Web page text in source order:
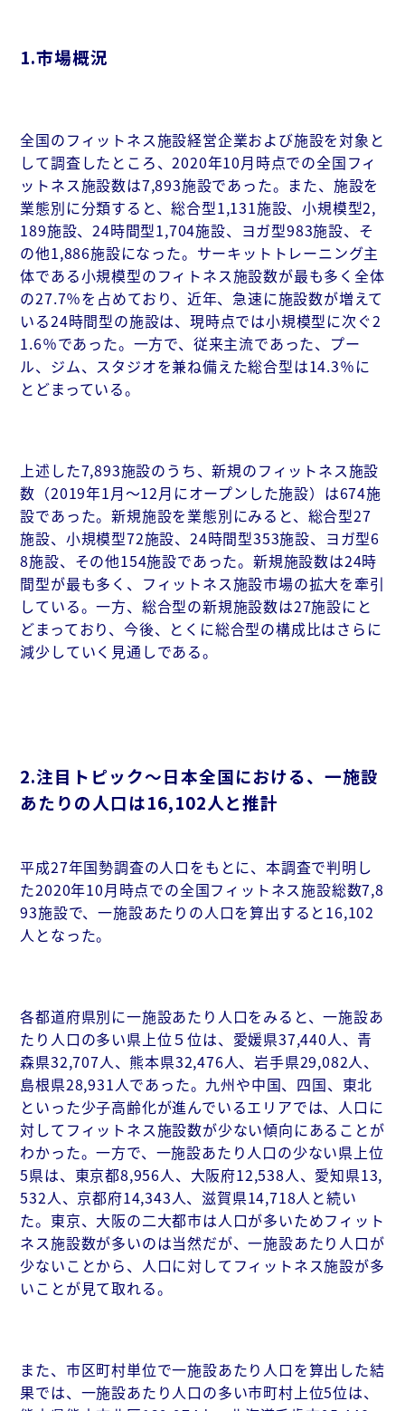
1.市場概況
全国のフィットネス施設経営企業および施設を対象と
して調査したところ、2020年10月時点での全国フィ
ットネス施設数は7,893施設であった。また、施設を
業態別に分類すると、総合型1,131施設、小規模型2,
189施設、24時間型1,704施設、ヨガ型983施設、そ
の他1,886施設になった。サーキットトレーニング主
体である小規模型のフィトネス施設数が最も多く全体
の27.7％を占めており、近年、急速に施設数が増えて
いる24時間型の施設は、現時点では小規模型に次ぐ2
1.6％であった。一方で、従来主流であった、プー
ル、ジム、スタジオを兼ね備えた総合型は14.3％に
とどまっている。
上述した7,893施設のうち、新規のフィットネス施設
数（2019年1月～12月にオープンした施設）は674施
設であった。新規施設を業態別にみると、総合型27
施設、小規模型72施設、24時間型353施設、ヨガ型6
8施設、その他154施設であった。新規施設数は24時
間型が最も多く、フィットネス施設市場の拡大を牽引
している。一方、総合型の新規施設数は27施設にと
どまっており、今後、とくに総合型の構成比はさらに
減少していく見通しである。
2.注目トピック～日本全国における、一施設
あたりの人口は16,102人と推計
平成27年国勢調査の人口をもとに、本調査で判明し
た2020年10月時点での全国フィットネス施設総数7,8
93施設で、一施設あたりの人口を算出すると16,102
人となった。
各都道府県別に一施設あたり人口をみると、一施設あ
たり人口の多い県上位５位は、愛媛県37,440人、青
森県32,707人、熊本県32,476人、岩手県29,082人、
島根県28,931人であった。九州や中国、四国、東北
といった少子高齢化が進んでいるエリアでは、人口に
対してフィットネス施設数が少ない傾向にあることが
わかった。一方で、一施設あたり人口の少ない県上位
5県は、東京都8,956人、大阪府12,538人、愛知県13,
532人、京都府14,343人、滋賀県14,718人と続い
た。東京、大阪の二大都市は人口が多いためフィット
ネス施設数が多いのは当然だが、一施設あたり人口が
少ないことから、人口に対してフィットネス施設が多
いことが見て取れる。
また、市区町村単位で一施設あたり人口を算出した結
果では、一施設あたり人口の多い市町村上位5位は、